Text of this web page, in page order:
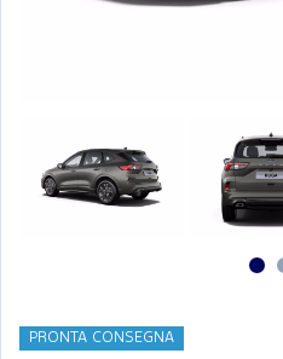
PRONTA CONSEGNA